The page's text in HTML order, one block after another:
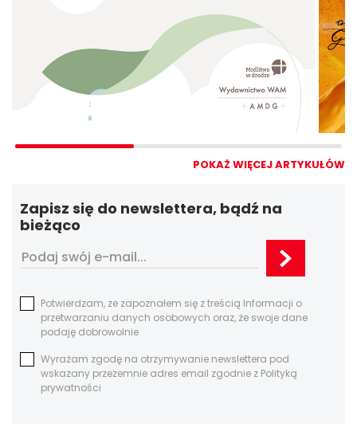
POKAŻ WIĘCEJ ARTYKUŁÓW
Zapisz się do newslettera, bądź na
bieżąco
Potwierdzam, ze zapoznałem się z treścią Informacji o
przetwarzaniu danych osobowych oraz, że swoje dane
podaję dobrowolnie
Wyrażam zgodę na otrzymywanie newslettera pod
wskazany przezemnie adres email zgodnie z Polityką
prywatności